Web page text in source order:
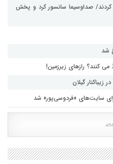
کردند/ صداوسیما سانسور کرد و پخش
شد
کنند؟ رازهای زیرزمین!
زیباکنار گیلان
سایت‌های «فردوسی‌پور» شد